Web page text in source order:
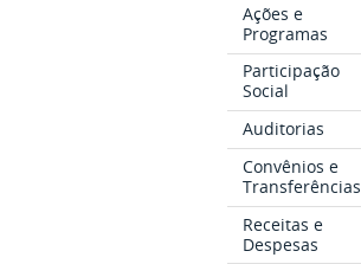
Ações e
Programas
Participação
Social
Auditorias
Convênios e
Transferências
Receitas e
Despesas